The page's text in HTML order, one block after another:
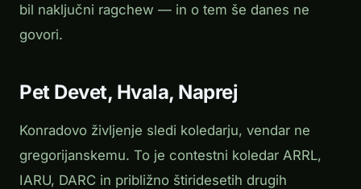
bil naključni ragchew — in o tem še danes ne
govori.
Pet Devet, Hvala, Naprej
Konradovo življenje sledi koledarju, vendar ne
gregorijanskemu. To je contestni koledar ARRL,
IARU, DARC in približno štiridesetih drugih